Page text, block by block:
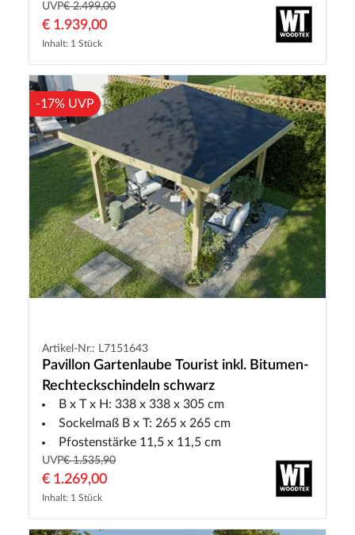
UVP€ 2.499,00
€ 1.939,00
Inhalt: 1 Stück
-17% UVP
Artikel-Nr.: L7151643
Pavillon Gartenlaube Tourist inkl. Bitumen-
Rechteckschindeln schwarz
B x T x H: 338 x 338 x 305 cm
Sockelmaß B x T: 265 x 265 cm
Pfostenstärke 11,5 x 11,5 cm
UVP€ 1.535,90
€ 1.269,00
Inhalt: 1 Stück